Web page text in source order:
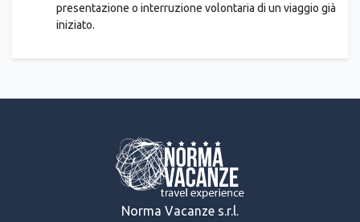
presentazione o interruzione volontaria di un viaggio già
iniziato.
Norma Vacanze s.r.l.